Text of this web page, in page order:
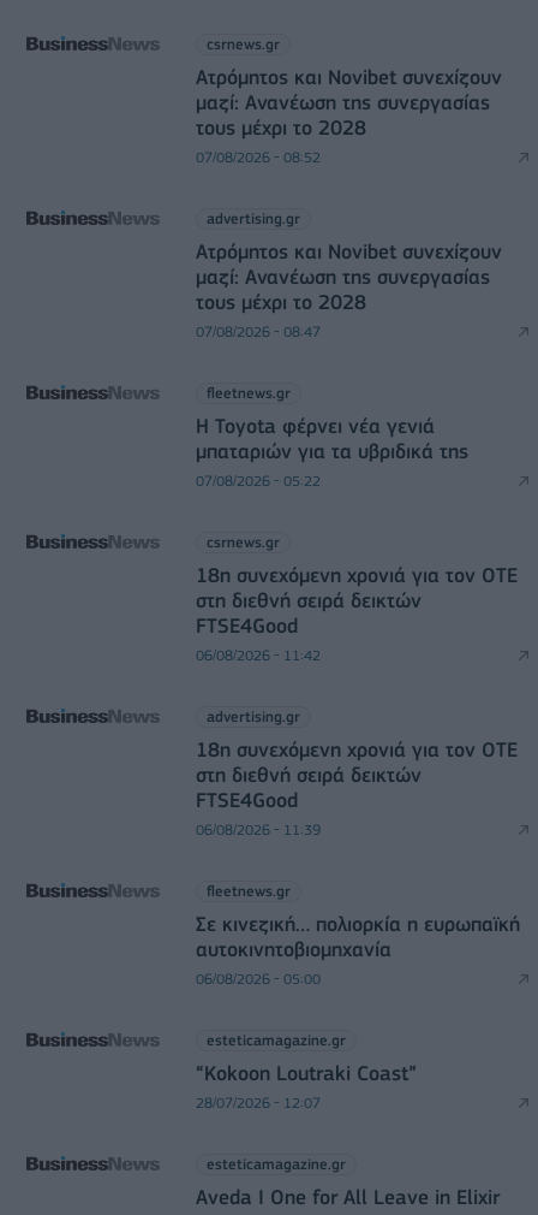
csrnews.gr
Ατρόμητος και Novibet συνεχίζουν
μαζί: Ανανέωση της συνεργασίας
τους μέχρι το 2028
07/08/2026 - 08:52
advertising.gr
Ατρόμητος και Novibet συνεχίζουν
μαζί: Ανανέωση της συνεργασίας
τους μέχρι το 2028
07/08/2026 - 08:47
fleetnews.gr
Η Toyota φέρνει νέα γενιά
μπαταριών για τα υβριδικά της
07/08/2026 - 05:22
csrnews.gr
18η συνεχόμενη χρονιά για τον ΟΤΕ
στη διεθνή σειρά δεικτών
FTSE4Good
06/08/2026 - 11:42
advertising.gr
18η συνεχόμενη χρονιά για τον ΟΤΕ
στη διεθνή σειρά δεικτών
FTSE4Good
06/08/2026 - 11:39
fleetnews.gr
Σε κινεζική… πολιορκία η ευρωπαϊκή
αυτοκινητοβιομηχανία
06/08/2026 - 05:00
esteticamagazine.gr
“Kokoon Loutraki Coast”
28/07/2026 - 12:07
esteticamagazine.gr
Aveda I One for All Leave in Elixir